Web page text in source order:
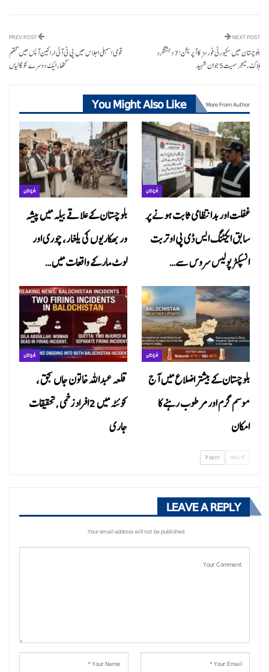
قومی اسمبلی اجلاس میں پی ٹی آئی اراکین آپس میں گتھم
گتھا، ایک دوسرے کو گالیاں
NEXT POST
بلوچستان میں سکیورٹی فورسز کا آپریشن؛ 7 دہشتگرد
ہلاک، میجر سمیت5 جوان شہید
You Might Also Like More From Author
بلوچستان
بلوچستان کے علاقے بیلہ میں پیشہ
ور بھکاریوں کی یلغار، چوری اور
لوٹ مار کے واقعات میں…
بلوچستان
غفلت اور بدانتظامی ثابت ہونے پر
سابق ایکٹنگ ایس ڈی پی او تربت
انسپکٹر پولیس سروس سے…
بلوچستان
قلعہ عبداللہ خاتون جاں بحق ،
کوئٹہ میں 2افراد زخمی ,تحقیقات
جاری
بلوچستان
بلوچستان کے بیشتر اضلاع میں آج
موسم گرم اور مرطوب رہنے کا
امکان
NEXT
LEAVE A REPLY
Your email address will not be published.